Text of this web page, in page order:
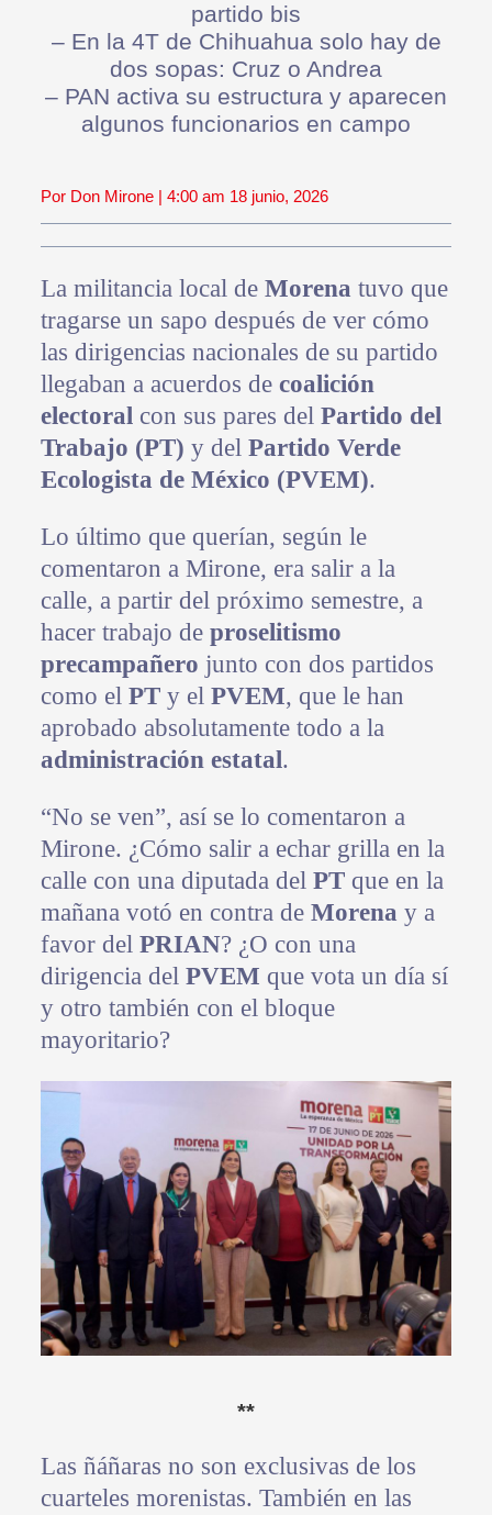
partido bis
– En la 4T de Chihuahua solo hay de
dos sopas: Cruz o Andrea
– PAN activa su estructura y aparecen
algunos funcionarios en campo
Por Don Mirone | 4:00 am 18 junio, 2026
La militancia local de Morena tuvo que
tragarse un sapo después de ver cómo
las dirigencias nacionales de su partido
llegaban a acuerdos de coalición
electoralcon sus pares del Partido del
Trabajo (PT) y del Partido Verde
Ecologista de México (PVEM).
Lo último que querían, según le
comentaron a Mirone, era salir a la
calle, a partir del próximo semestre, a
hacer trabajo de proselitismo
precampañero junto con dos partidos
como el PTy el PVEM, que le han
aprobado absolutamente todo a la
administración estatal.
“No se ven”, así se lo comentaron a
Mirone. ¿Cómo salir a echar grilla en la
calle con una diputada del PTque en la
mañana votó en contra de Morena y a
favor del PRIAN? ¿O con una
dirigencia del PVEM que vota un día sí
y otro también con el bloque
mayoritario?
**
Las ñáñaras no son exclusivas de los
cuarteles morenistas. También en las